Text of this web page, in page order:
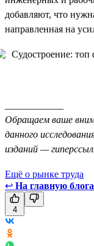
добавляют, что
направленная на
Обращаем ваше
данного
изданий —
Ещё о рынке труда
↩ На главную блога
4